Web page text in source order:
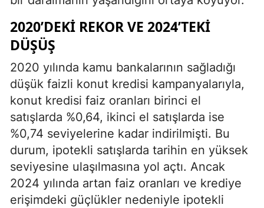
2020’DEKI REKOR VE 2024’TEKI
DÜŞÜŞ
2020 yılında kamu bankalarının sağladığı
düşük faizli konut kredisi kampanyalarıyla,
konut kredisi faiz oranları birinci el
satışlarda %0,64, ikinci el satışlarda ise
%0,74 seviyelerine kadar indirilmişti. Bu
durum, ipotekli satışlarda tarihin en yüksek
seviyesine ulaşılmasına yol açtı. Ancak
2024 yılında artan faiz oranları ve krediye
erişimdeki güçlükler nedeniyle ipotekli